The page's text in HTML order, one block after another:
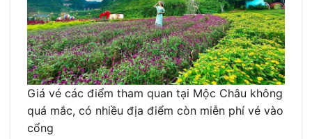
Giá vé các điểm tham quan tại Mộc Châu không
quá mắc, có nhiều địa điểm còn miễn phí vé vào
cổng